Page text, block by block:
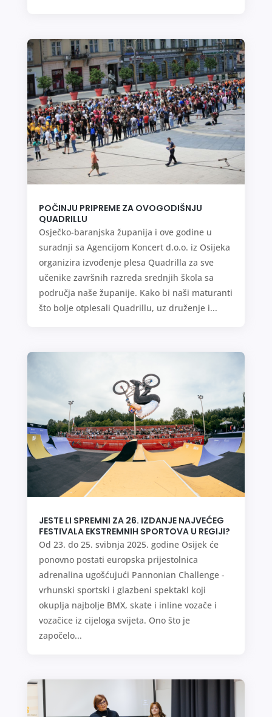
POČINJU PRIPREME ZA OVOGODIŠNJU
QUADRILLU
Osječko-baranjska županija i ove godine u
suradnji sa Agencijom Koncert d.o.o. iz Osijeka
organizira izvođenje plesa Quadrilla za sve
učenike završnih razreda srednjih škola sa
područja naše županije. Kako bi naši maturanti
što bolje otplesali Quadrillu, uz druženje i...
JESTE LI SPREMNI ZA 26. IZDANJE NAJVEĆEG
FESTIVALA EKSTREMNIH SPORTOVA U REGIJI?
Od 23. do 25. svibnja 2025. godine Osijek će
ponovno postati europska prijestolnica
adrenalina ugošćujući Pannonian Challenge -
vrhunski sportski i glazbeni spektakl koji
okuplja najbolje BMX, skate i inline vozače i
vozačice iz cijeloga svijeta. Ono što je
započelo...